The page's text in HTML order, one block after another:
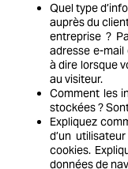
Quel type
auprès du
entreprise ?
adresse e-mail
à dire lorsque
au visiteur.
Comment les
stockées ?
Expliquez
d’un
cookies.
données de